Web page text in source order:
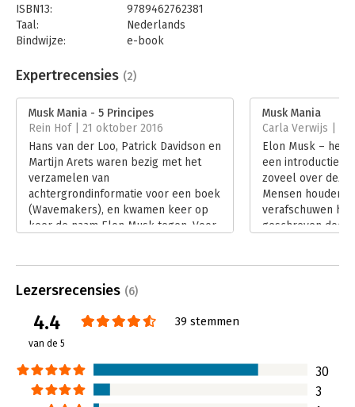
ISBN13:
9789462762381
Taal:
Nederlands
Bindwijze:
e-book
Bestandsformaat:
epub
Uitgever:
Boom
Druk:
1
Verschijningsdatum:
14-1-2018
Hoofdrubriek: Leiderschap
Expertrecensies (2)
Musk Mania - 5 Principes
Rein Hof | 21 oktober 2016
Hans van der Loo, Patrick Davidson en
Martijn Arets waren bezig met het
verzamelen van
achtergrondinformatie voor een boek
(Wavemakers), en kwamen keer op
keer de naam Elon Musk tegen. Voor
hij een ‘Wavemaker’?
Musk Mania
Carla Verwijs | 15
Elon Musk –
een introductie
zoveel over deze
Mensen houden
verafschuwen
geschreven door
Lezersrecensies (6)
4.4
van de 5
39 stemmen
30
3